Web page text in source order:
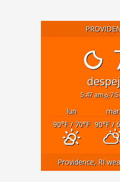
5:47 am
lun mar
90°F/ 70°F 90°F/
Providence, RI